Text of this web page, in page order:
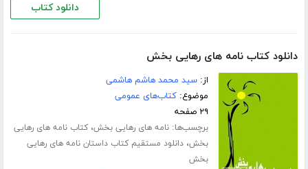
دانلود کتاب
دانلود کتاب نامه های رهایی بخش
از:سید محمد هاشم هاشمی
موضوع:کتاب‌های عمومی
۲۹ صفحه
برچسب‌ها:نامه های رهایی بخش،کتاب نامه های رهایی
بخش،دانلود مستقیم کتاب داستان نامه های رهایی
بخش